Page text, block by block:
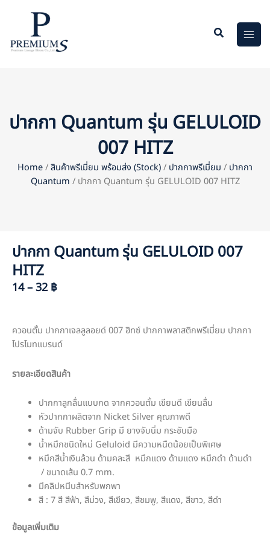
ปากกา Quantum รุ่น GELULOID
007 HITZ
Home/สินค้าพรีเมี่ยม พร้อมส่ง (Stock)/ ปากกาพรีเมี่ยม / ปากกา
Quantum / ปากกา Quantum รุ่น GELULOID 007 HITZ
ปากกา Quantum รุ่น GELULOID 007
HITZ
14 – 32 ฿
ควอนตั้ม ปากกาเจลลูลอยด์ 007 ฮิทซ์ ปากกาพลาสติกพรีเมี่ยม ปากกา
โปรโมทแบรนด์
รายละเอียดสินค้า
ปากกาลูกลื่นแบบกด จากควอนตั้ม เขียนดี เขียนลื่น
หัวปากกาผลิตจาก Nicket Silver คุณภาพดี
ด้ามจับ Rubber Grip มี ยางจับนิ่ม กระชับมือ
น้ำหมึกชนิดใหม่ Geluloid มีความหนืดน้อยเป็นพิเศษ
หมึกสีน้ำเงินล้วน ด้ามคละสี หมึกแดง ด้ามแดง หมึกดำ ด้ามดำ
/ ขนาดเส้น 0.7 mm.
มีคลิปหนีบสำหรับพกพา
สี : 7 สี สีฟ้า, สีม่วง, สีเขียว, สีชมพู, สีแดง, สีขาว, สีดำ
ข้อมูลเพิ่มเติม